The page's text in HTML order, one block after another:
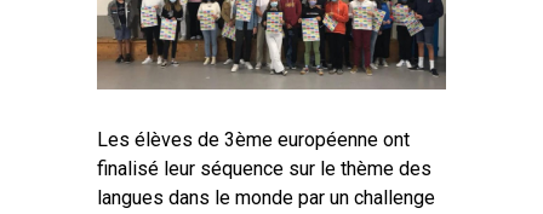
Les élèves de 3ème européenne ont
finalisé leur séquence sur le thème des
langues dans le monde par un challenge